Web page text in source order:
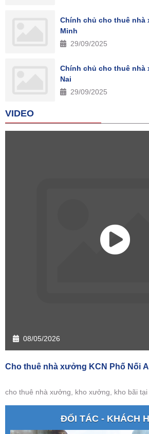
Chính chủ cho thuê nhà
Minh
29/09/2025
Chính chủ cho thuê
Nai
29/09/2025
VIDEO
08/05/2026
Cho thuê nhà xưởng KCN Phố Nối
cho thuê nhà xưởng, kho xưởng, kho bãi tại
ĐỐI TÁC - KHÁCH